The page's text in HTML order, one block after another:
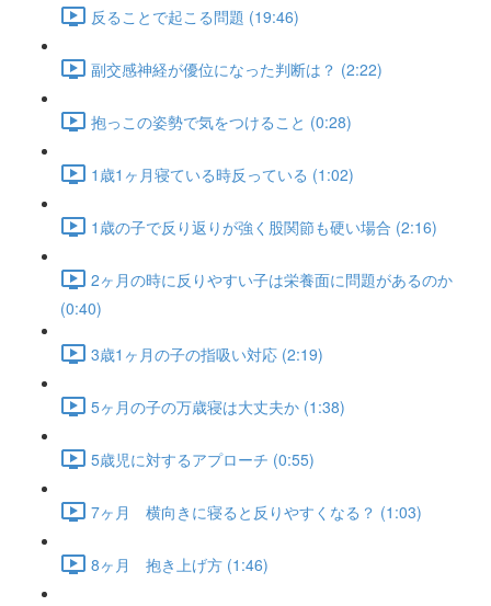
反ることで起こる問題 (19:46)
副交感神経が優位になった判断は？ (2:22)
抱っこの姿勢で気をつけること (0:28)
1歳1ヶ月寝ている時反っている (1:02)
1歳の子で反り返りが強く股関節も硬い場合 (2:16)
2ヶ月の時に反りやすい子は栄養面に問題があるのか
(0:40)
3歳1ヶ月の子の指吸い対応 (2:19)
5ヶ月の子の万歳寝は大丈夫か (1:38)
5歳児に対するアプローチ (0:55)
7ヶ月 横向きに寝ると反りやすくなる？ (1:03)
8ヶ月 抱き上げ方 (1:46)